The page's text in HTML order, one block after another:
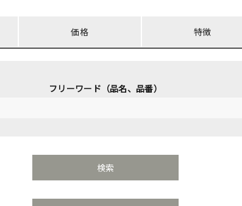
価格 特徴
フリーワード（品名、品番）